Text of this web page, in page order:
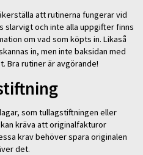
att rutinerna fungerar vid
och inte alla uppgifter finns
om vad som köpts in. Likaså
in, men inte baksidan med
Bra rutiner är avgörande!
som tullagstiftningen eller
kräva att originalfakturor
krav behöver spara originalen
det.